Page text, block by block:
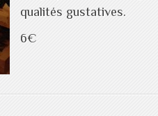
qualités gustatives.
6€